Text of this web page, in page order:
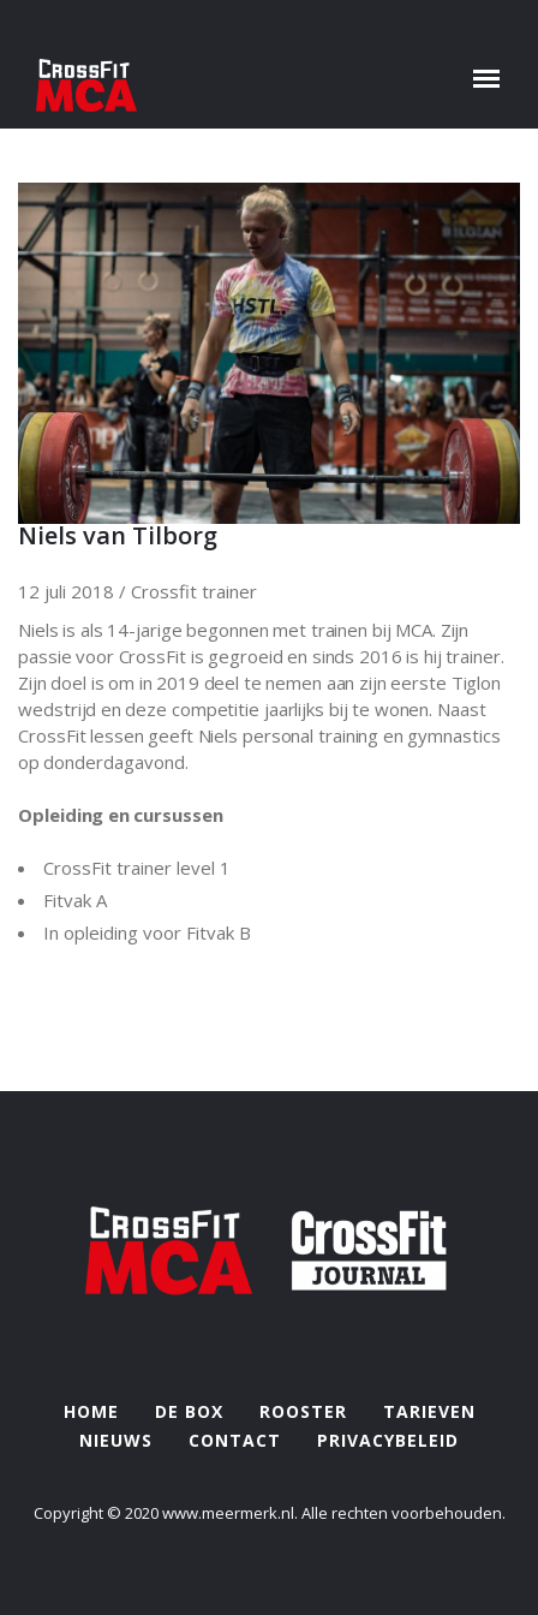
Niels van Tilborg
12 juli 2018 / Crossfit trainer
Niels is als 14-jarige begonnen met trainen bij MCA. Zijn
passie voor CrossFit is gegroeid en sinds 2016 is hij trainer.
Zijn doel is om in 2019 deel te nemen aan zijn eerste Tiglon
wedstrijd en deze competitie jaarlijks bij te wonen. Naast
CrossFit lessen geeft Niels personal training en gymnastics
op donderdagavond.
Opleiding en cursussen
CrossFit trainer level 1
Fitvak A
In opleiding voor Fitvak B
HOME DE BOX ROOSTER
TARIEVEN
NIEUWS
CONTACT PRIVACYBELEID
Copyright © 2020 www.meermerk.nl. Alle rechten voorbehouden.